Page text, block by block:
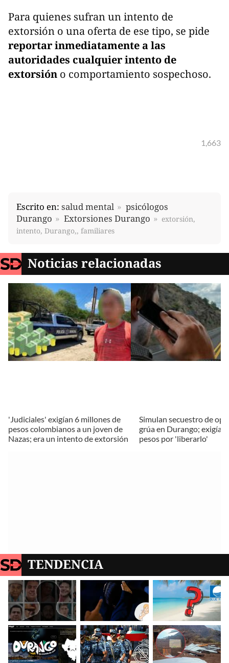
Para quienes sufran un intento de
extorsión o una oferta de ese tipo, se pide
reportar inmediatamente a las
autoridades cualquier intento de
extorsión o comportamiento sospechoso.
1,663
Escrito en: salud mental
psicólogos
Durango
Extorsiones Durango
extorsión,
intento, Durango,, familiares
Noticias relacionadas
'Judiciales' exigían 6 millones de
pesos colombianos a un joven de
Nazas; era un intento de extorsión
Simulan secuestro de
grúa en Durango; exigían
pesos por 'liberarlo'
TENDENCIA